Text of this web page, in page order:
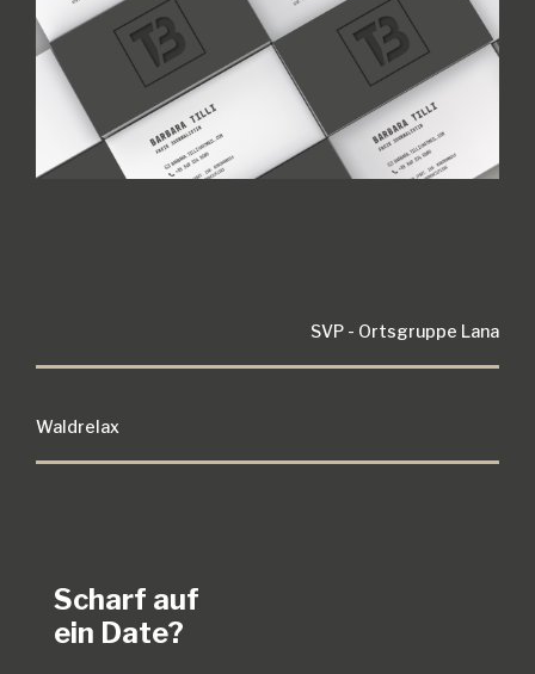
SVP - Ortsgruppe Lana
Waldrelax
Scharf auf
ein Date?